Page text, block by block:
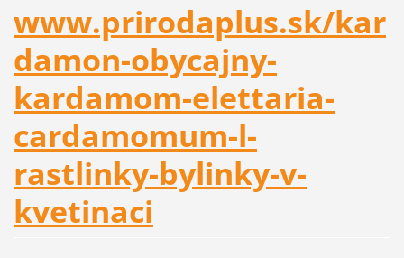
www.prirodaplus.sk/kar
damon-obycajny-
kardamom-elettaria-
cardamomum-l-
rastlinky-bylinky-v-
kvetinaci